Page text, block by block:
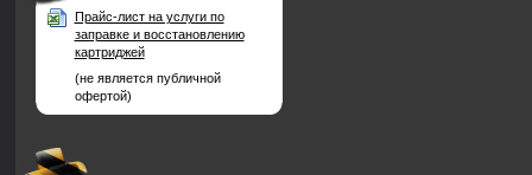
Прайс-лист на услуги по
заправке и восстановлению
картриджей
(не является публичной
офертой)